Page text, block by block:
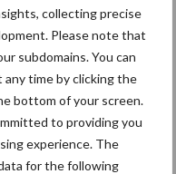
collecting precise
Please note that
subdomains. You can
time by clicking the
bottom of your screen.
to providing you
experience. The
for the following
best demo in
over
op 2